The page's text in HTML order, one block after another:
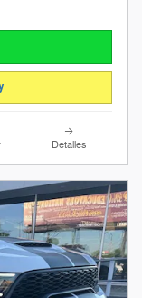
Detalles